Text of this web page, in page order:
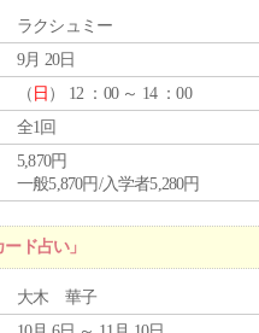
ラクシュミー
9月 20日
（ 日 ） 12 ：00 ～ 14 ：00
全1回
5,870円
一般5,870円/入学者5,280円
ド占い」
大木 華子